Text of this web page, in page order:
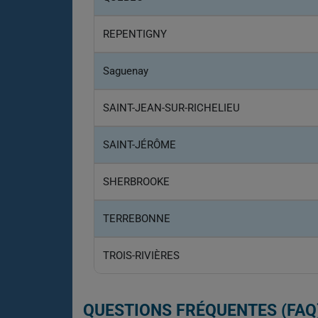
REPENTIGNY
Saguenay
SAINT-JEAN-SUR-RICHELIEU
SAINT-JÉRÔME
SHERBROOKE
TERREBONNE
TROIS-RIVIÈRES
QUESTIONS FRÉQUENTES